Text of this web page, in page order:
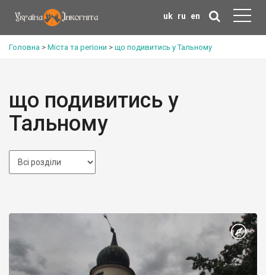
uk ru en
Головна > Міста та регіони > що подивитись у Тальному
що подивитись у
Тальному